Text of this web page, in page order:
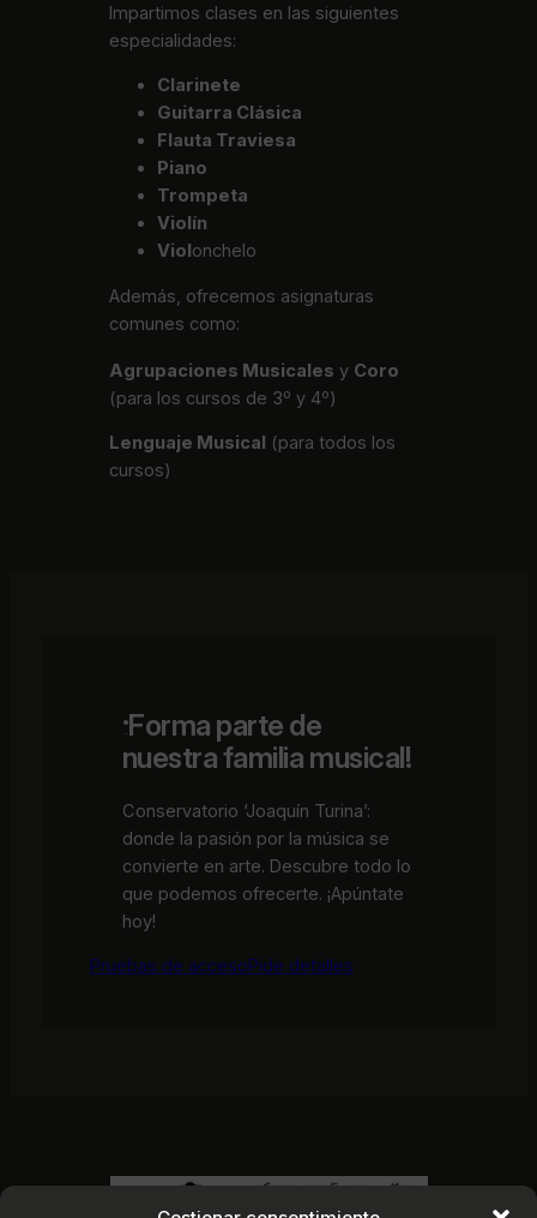
Impartimos clases en las siguientes
especialidades:
Clarinete
Guitarra Clásica
Flauta Traviesa
Piano
Trompeta
Violín
Violonchelo
Además, ofrecemos asignaturas
comunes como:
Agrupaciones Musicales y Coro
(para los cursos de 3º y 4º)
Lenguaje Musical (para todos los
cursos)
¡Forma parte de
nuestra familia musical!
Conservatorio ‘Joaquín Turina’:
donde la pasión por la música se
convierte en arte. Descubre todo lo
que podemos ofrecerte. ¡Apúntate
hoy!
Pruebas de accesoPide detalles